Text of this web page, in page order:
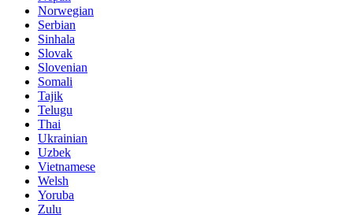
Norwegian
Serbian
Sinhala
Slovak
Slovenian
Somali
Tajik
Telugu
Thai
Ukrainian
Uzbek
Vietnamese
Welsh
Yoruba
Zulu